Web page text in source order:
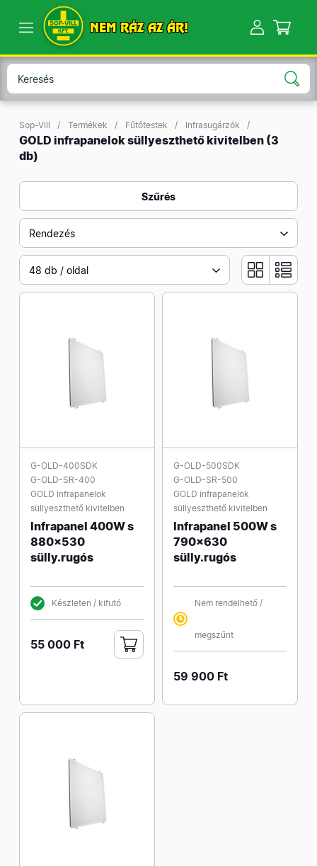
NEM RÁZ AZ ÁR!
Sop-Vill Termékek Fűtőtestek Infrasugárzók
GOLD infrapanelok süllyeszthető kivitelben (3
db)
Szűrés
Rendezés
48 db / oldal
G-OLD-400SDK
G-OLD-SR-400
GOLD infrapanelok
süllyeszthető kivitelben
Infrapanel 400W s
880x530
sülly.rugós
Készleten / kifutó
55 000 Ft
G-OLD-500SDK
G-OLD-SR-500
GOLD infrapanelok
süllyeszthető kivitelben
Infrapanel 500W s
790x630
sülly.rugós
Nem rendelhető /
megszűnt
59 900 Ft